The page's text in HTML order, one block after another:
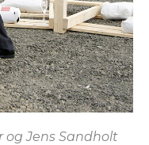
og Jens Sandholt